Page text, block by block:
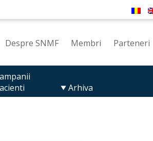
Despre SNMF Membri Parteneri
Arhiva